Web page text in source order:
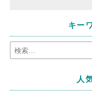
キー
人